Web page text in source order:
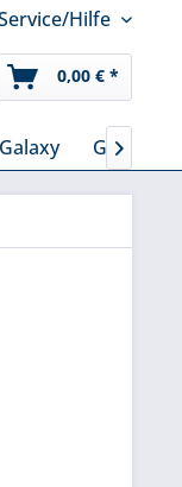
Hilfe
0,00 € *
Galaxy Grand C-
